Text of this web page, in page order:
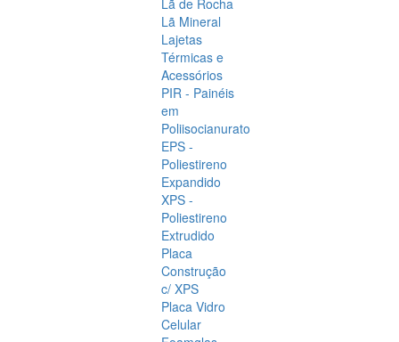
Lã de Rocha
Lã Mineral
Lajetas
Térmicas e
Acessórios
PIR - Painéis
em
Poliisocianurato
EPS -
Poliestireno
Expandido
XPS -
Poliestireno
Extrudido
Placa
Construção
c/ XPS
Placa Vidro
Celular